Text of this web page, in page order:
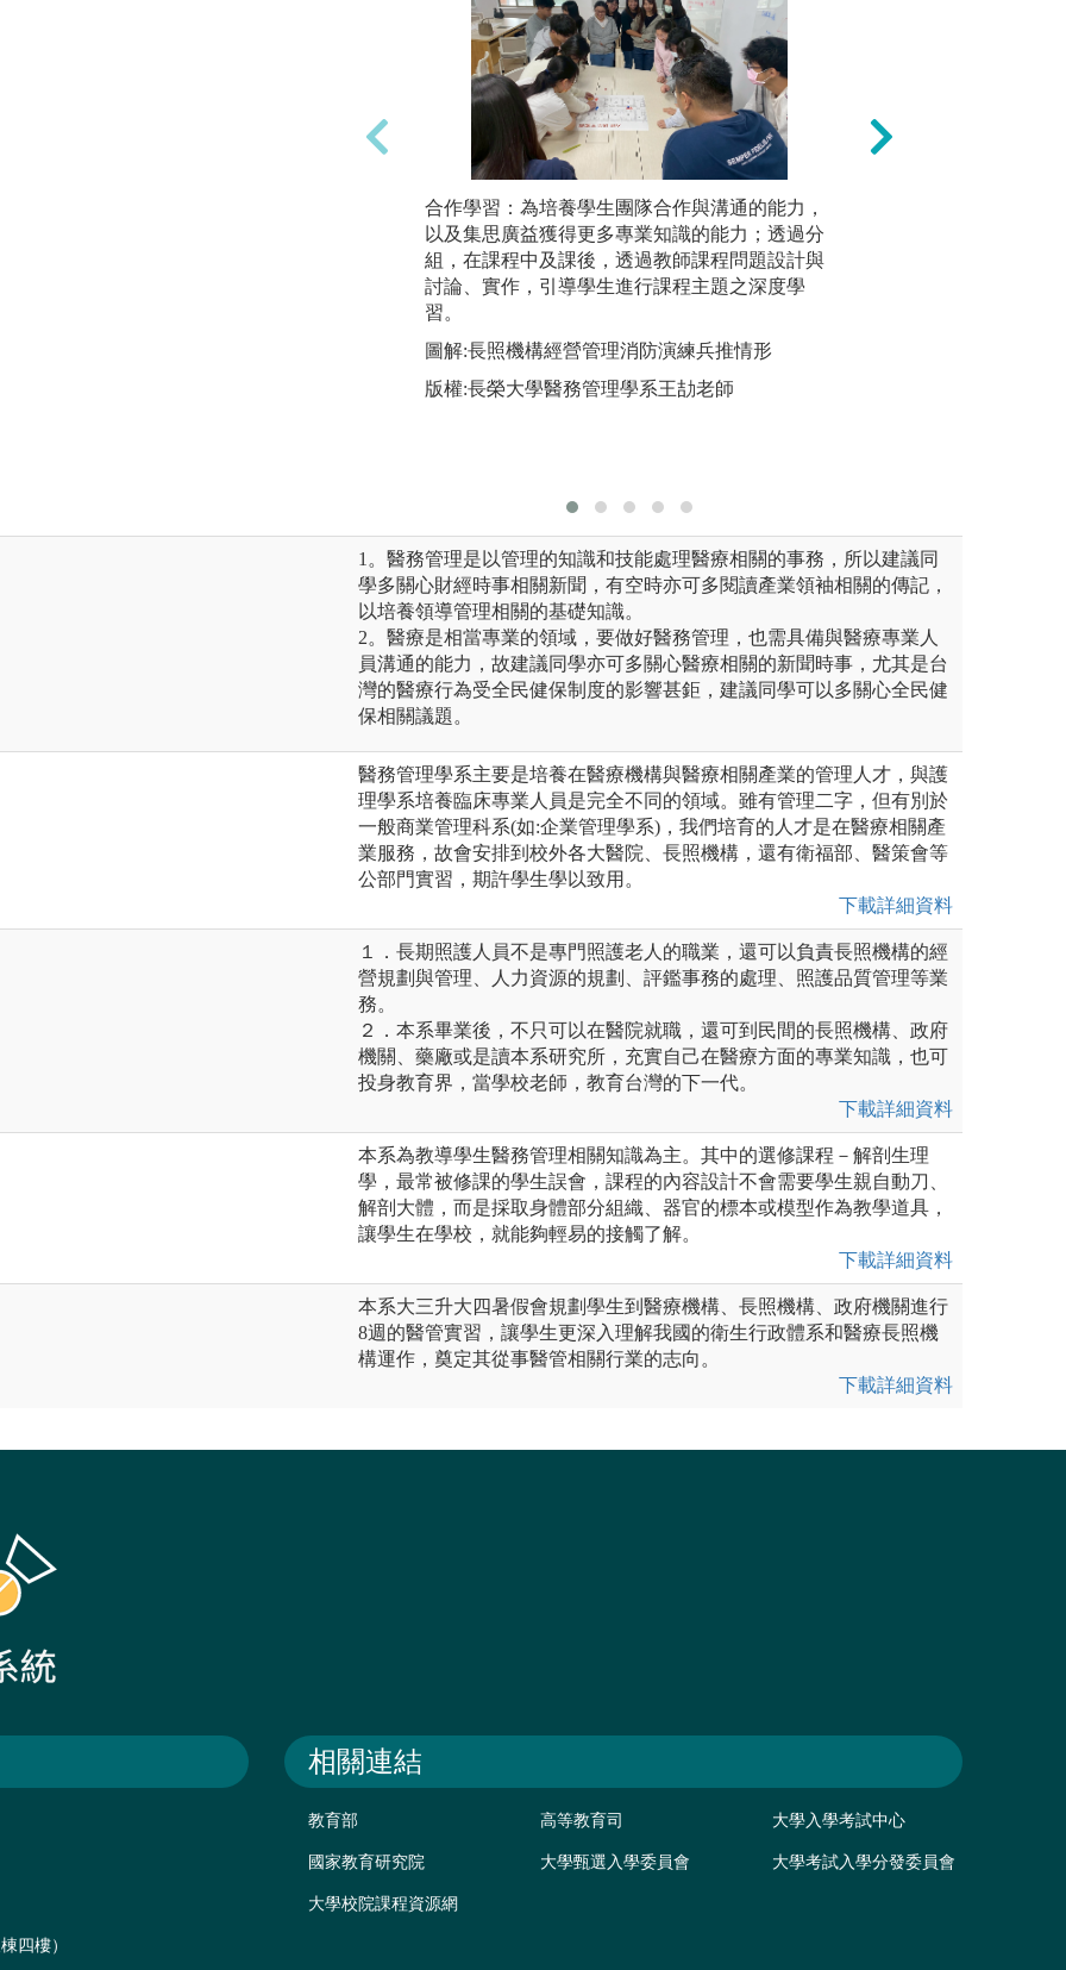
合作學習：為培養學生團隊合作與溝通的能力，
以及集思廣益獲得更多專業知識的能力；透過分
組，在課程中及課後，透過教師課程問題設計與
討論、實作，引導學生進行課程主題之深度學
習。
圖解:長照機構經營管理消防演練兵推情形
版權:長榮大學醫務管理學系王劼老師
1。醫務管理是以管理的知識和技能處理醫療相關的事務，所以建議同
學多關心財經時事相關新聞，有空時亦可多閱讀產業領袖相關的傳記，
以培養領導管理相關的基礎知識。
2。醫療是相當專業的領域，要做好醫務管理，也需具備與醫療專業人
員溝通的能力，故建議同學亦可多關心醫療相關的新聞時事，尤其是台
灣的醫療行為受全民健保制度的影響甚鉅，建議同學可以多關心全民健
保相關議題。
醫務管理學系主要是培養在醫療機構與醫療相關產業的管理人才，與護
理學系培養臨床專業人員是完全不同的領域。雖有管理二字，但有別於
一般商業管理科系(如:企業管理學系)，我們培育的人才是在醫療相關產
業服務，故會安排到校外各大醫院、長照機構，還有衛福部、醫策會等
公部門實習，期許學生學以致用。
下載詳細資料
１．長期照護人員不是專門照護老人的職業，還可以負責長照機構的經
營規劃與管理、人力資源的規劃、評鑑事務的處理、照護品質管理等業
務。
２．本系畢業後，不只可以在醫院就職，還可到民間的長照機構、政府
機關、藥廠或是讀本系研究所，充實自己在醫療方面的專業知識，也可
投身教育界，當學校老師，教育台灣的下一代。
下載詳細資料
本系為教導學生醫務管理相關知識為主。其中的選修課程－解剖生理
學，最常被修課的學生誤會，課程的內容設計不會需要學生親自動刀、
解剖大體，而是採取身體部分組織、器官的標本或模型作為教學道具，
讓學生在學校，就能夠輕易的接觸了解。
下載詳細資料
本系大三升大四暑假會規劃學生到醫療機構、長照機構、政府機關進行
8週的醫管實習，讓學生更深入理解我國的衛生行政體系和醫療長照機
構運作，奠定其從事醫管相關行業的志向。
下載詳細資料
四樓）
相關連結
教育部 高等教育司 大學入學考試中心
國家教育研究院 大學甄選入學委員會 大學考試入學分發委員會
大學校院課程資源網